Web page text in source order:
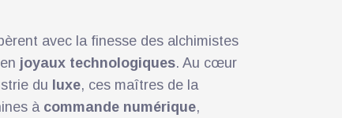
avec la finesse des alchimistes
joyaux technologiques. Au cœur
du luxe, ces maîtres de la
à commande numérique,